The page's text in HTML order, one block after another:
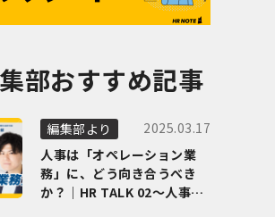
部おすすめ記事
編集部より
2025.03.17
人事は「オペレーション業
務」に、どう向き合うべき
か？｜HR TALK 02～人事DX